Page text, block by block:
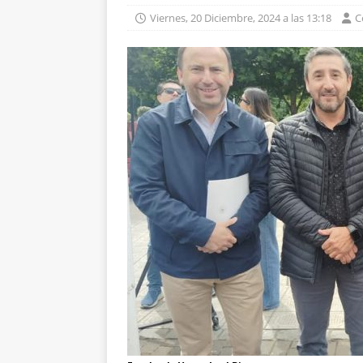
Viernes, 20 Diciembre, 2024 a las 13:18